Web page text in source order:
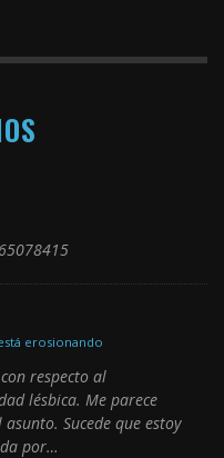
erosionando
respecto al
lésbica. Me parece
Sucede que estoy
por…